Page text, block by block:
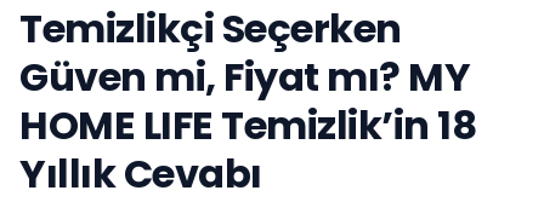
Temizlikçi Seçerken
Güven mi, Fiyat mı? MY
HOME LIFE Temizlik’in 18
Yıllık Cevabı